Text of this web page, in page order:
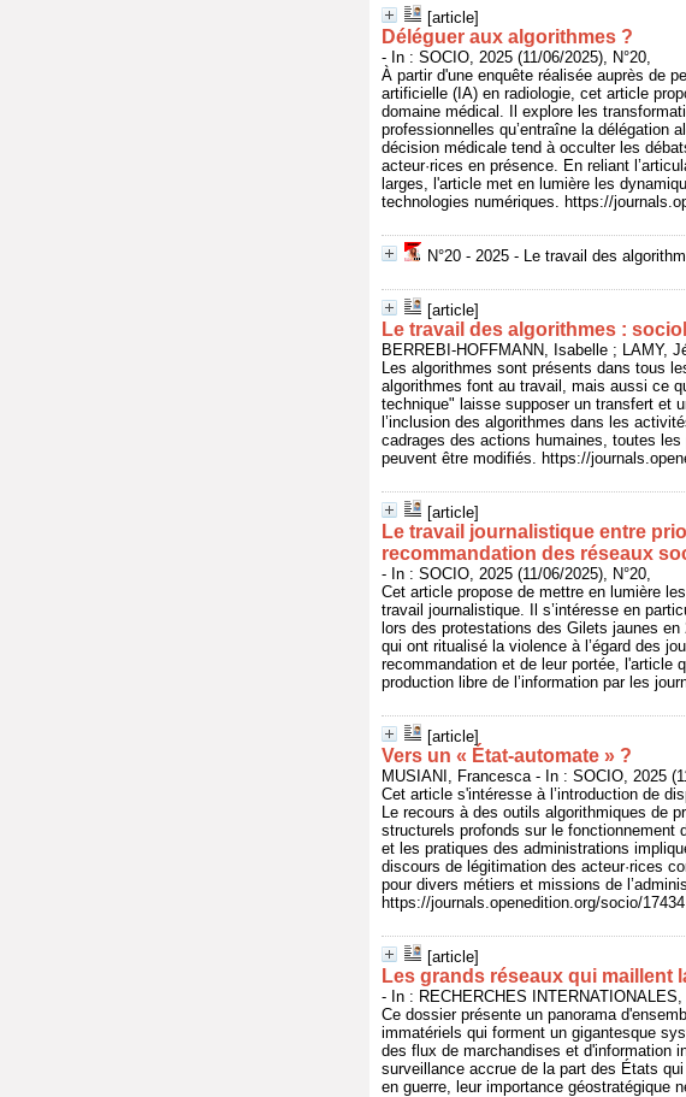
[article]
Déléguer aux algorithmes ?
- In : SOCIO, 2025 (11/06/2025), N°20,
À partir d'une enquête réalisée auprès de
artificielle (IA) en radiologie, cet article
domaine médical. Il explore les
professionnelles qu’entraîne la délégation
décision médicale tend à occulter les
acteur·rices en présence. En reliant
larges, l'article met en lumière les
technologies numériques. https://
N°20 - 2025 - Le travail des
[article]
Le travail des algorithmes :
BERREBI-HOFFMANN, Isabelle ; LAMY,
Les algorithmes sont présents dans tous
algorithmes font au travail, mais aussi ce
technique" laisse supposer un transfert et
l’inclusion des algorithmes dans les
cadrages des actions humaines, toutes
peuvent être modifiés. https://
[article]
Le travail journalistique entre
recommandation des réseaux
- In : SOCIO, 2025 (11/06/2025), N°20,
Cet article propose de mettre en lumière
travail journalistique. Il s’intéresse en
lors des protestations des Gilets jaunes
qui ont ritualisé la violence à l’égard des
recommandation et de leur portée, l'article
production libre de l’information par les
[article]
Vers un « État-automate » ?
MUSIANI, Francesca - In : SOCIO, 2025
Cet article s'intéresse à l’introduction de
Le recours à des outils algorithmiques de
structurels profonds sur le fonctionnement
et les pratiques des administrations
discours de légitimation des acteur·rices
pour divers métiers et missions de
https://journals.openedition.org/socio/17434
[article]
Les grands réseaux qui maillent
- In : RECHERCHES
Ce dossier présente un panorama
immatériels qui forment un gigantesque
des flux de marchandises et d'information
surveillance accrue de la part des États
en guerre, leur importance géostratégique